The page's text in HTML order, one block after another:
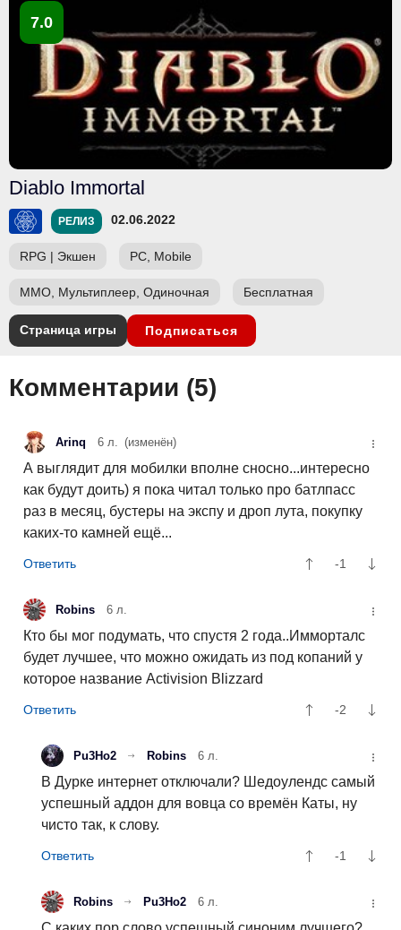
7.0
Diablo Immortal
РЕЛИЗ 02.06.2022
RPG | Экшен PC, Mobile
ММО, Мультиплеер, Одиночная Бесплатная
Страница игры Подписаться
Комментарии (5)
Arinq 6 л. (изменён)
А выглядит для мобилки вполне сносно...интересно
как будут доить) я пока читал только про батлпасс
раз в месяц, бустеры на экспу и дроп лута, покупку
каких-то камней ещё...
-1
Robins 6 л.
Кто бы мог подумать, что спустя 2 года..Имморталс
будет лучшее, что можно ожидать из под копаний у
которое название Activision Blizzard
-2
Pu3Ho2 Robins 6 л.
В Дурке интернет отключали? Шедоулендс самый
успешный аддон для вовца со времён Каты, ну
чисто так, к слову.
-1
Robins Pu3Ho2 6 л.